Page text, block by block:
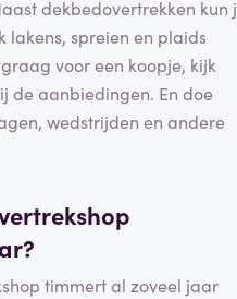
dekbedovertrekken kun
lakens, spreien en plaids
voor een koopje, kijk
de aanbiedingen. En doe
wedstrijden en andere
timmert al zoveel jaar